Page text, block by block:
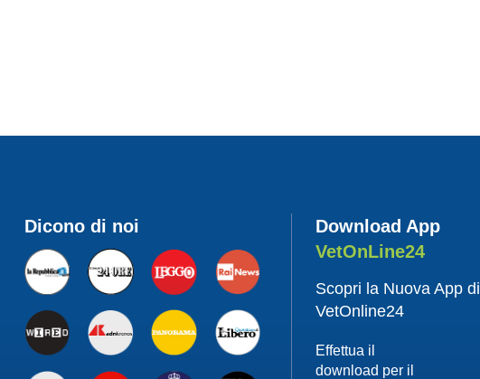
Dicono di noi
Download App
VetOnLine24
Scopri la Nuova App di
VetOnline24
Effettua il
download per il